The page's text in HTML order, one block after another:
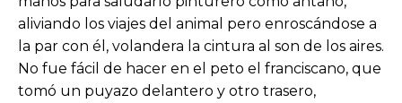
aliviando los viajes del animal pero enroscándose a
la par con él, volandera la cintura al son de los aires.
No fue fácil de hacer en el peto el franciscano, que
tomó un puyazo delantero y otro trasero,